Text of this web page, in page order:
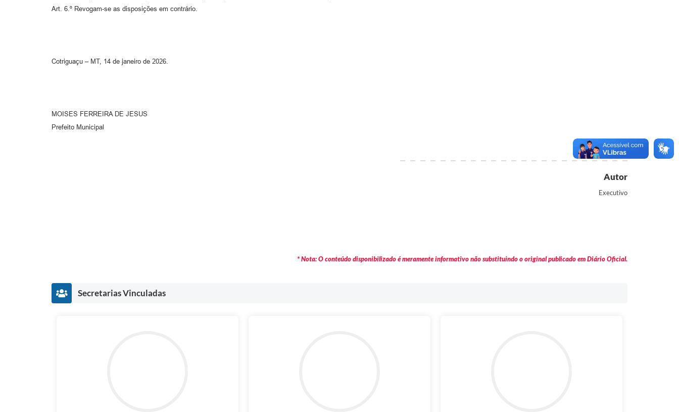
Art. 6.º Revogam-se as disposições em contrário.
Cotriguaçu – MT, 14 de janeiro de 2026.
MOISES FERREIRA DE JESUS
Prefeito Municipal
Autor
Executivo
* Nota: O conteúdo disponibilizado é meramente informativo não substituindo o original publicado em Diário Oficial.
Secretarias Vinculadas